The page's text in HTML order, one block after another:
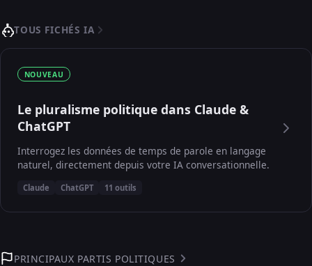
TOUS FICHÉS IA
NOUVEAU
Le pluralisme politique dans Claude &
ChatGPT
Interrogez les données de temps de parole en langage
naturel, directement depuis votre IA conversationnelle.
Claude ChatGPT 11 outils
PRINCIPAUX PARTIS POLITIQUES